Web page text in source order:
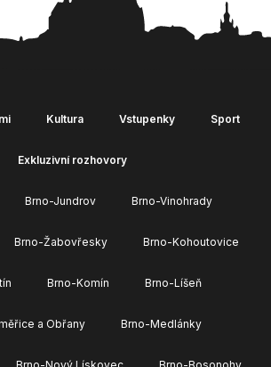
Kultura Vstupenky Sport
Exkluzivní rozhovory
Brno-Jundrov Brno-Vinohrady
Brno-Žabovřesky Brno-Kohoutovice
Brno-Komín Brno-Líšeň
a Obřany Brno-Medlánky